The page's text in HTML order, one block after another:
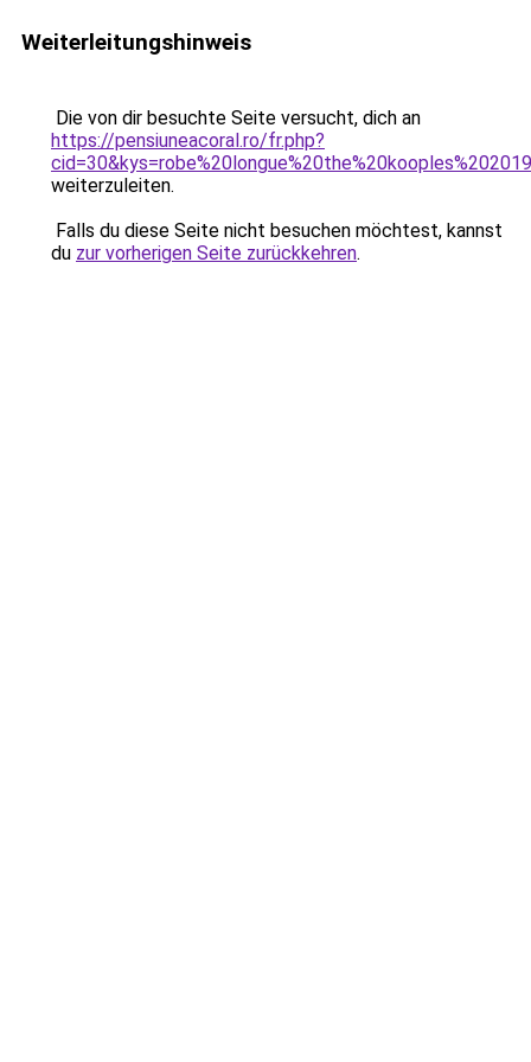
Weiterleitungshinweis
Die von dir besuchte Seite versucht, dich an
https://pensiuneacoral.ro/fr.php?
weiterzuleiten.
Falls du diese Seite nicht besuchen möchtest, kannst
du zur vorherigen Seite zurückkehren.